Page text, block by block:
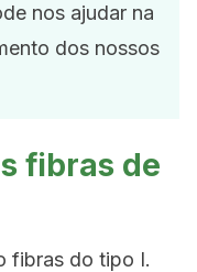
nos ajudar na
dos nossos
fibras de
fibras do tipo I.